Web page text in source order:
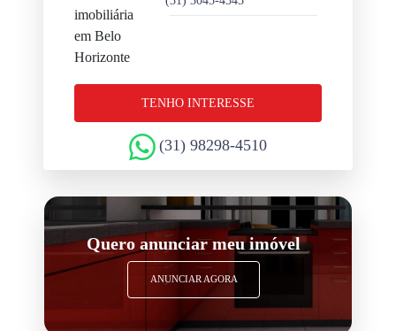
TENHO INTERESSE
(31) 98298-4510
Quero anunciar meu imóvel
ANUNCIAR AGORA